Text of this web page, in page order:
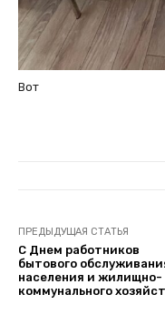
Вот
ПРЕДЫДУЩАЯ СТАТЬЯ
C Днем работников
бытового
населения и жилищно-
коммунального